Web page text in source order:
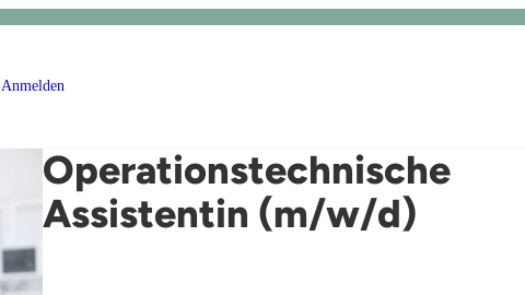
Anmelden
Operationstechnische
Assistentin (m/w/d)